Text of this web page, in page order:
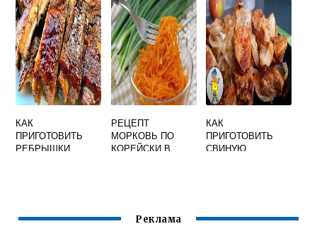
КАСТРЮЛЕ С
ЗАМАЧИВАНИЕМ
НА ПЛИТЕ
СВАРИТЬ ВКУСНО
И БЫСТРО
ПОШАГОВЫЙ
СВИНИНЫ
КАК
ПРИГОТОВИТЬ
РЕБРЫШКИ
РЕЦЕПТ
МОРКОВЬ ПО
КОРЕЙСКИ В
КАК
ПРИГОТОВИТЬ
СВИНУЮ
Реклама